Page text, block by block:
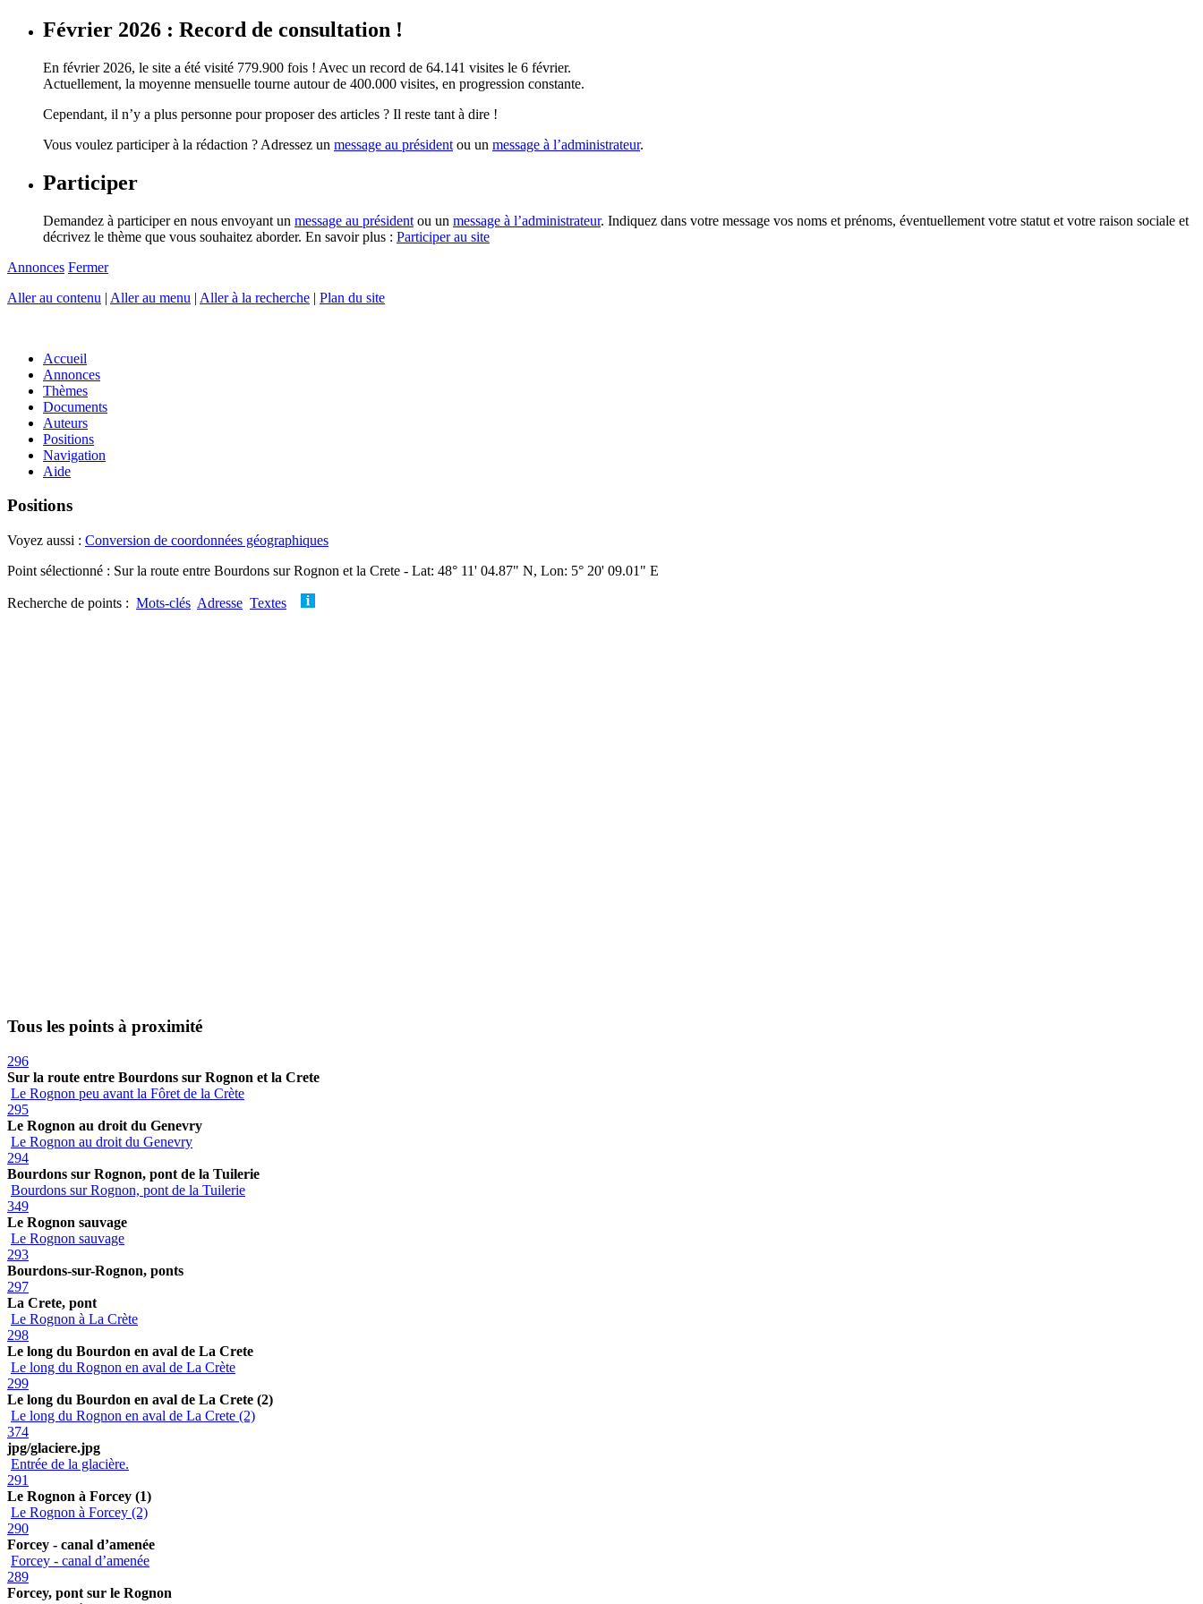
Février 2026 : Record de consultation !
En février 2026, le site a été visité 779.900 fois ! Avec un record de 64.141 visites le 6 février.
Actuellement, la moyenne mensuelle tourne autour de 400.000 visites, en progression constante.
Cependant, il n’y a plus personne pour proposer des articles ? Il reste tant à dire !
Vous voulez participer à la rédaction ? Adressez un message au président ou un message à l’administrateur.
Participer
Demandez à participer en nous envoyant un message au président ou un message à l’administrateur. Indiquez dans votre message vos noms et prénoms, éventuellement votre statut et votre raison sociale et
décrivez le thème que vous souhaitez aborder. En savoir plus : Participer au site
Annonces Fermer
Aller au contenu | Aller au menu | Aller à la recherche | Plan du site
Accueil
Annonces
Thèmes
Documents
Auteurs
Positions
Navigation
Aide
Positions
Voyez aussi : Conversion de coordonnées géographiques
Point sélectionné : Sur la route entre Bourdons sur Rognon et la Crete - Lat: 48° 11' 04.87" N, Lon: 5° 20' 09.01" E
Recherche de points : Mots-clés Adresse Textes
Tous les points à proximité
296
Sur la route entre Bourdons sur Rognon et la Crete
Le Rognon peu avant la Fôret de la Crète
295
Le Rognon au droit du Genevry
Le Rognon au droit du Genevry
294
Bourdons sur Rognon, pont de la Tuilerie
Bourdons sur Rognon, pont de la Tuilerie
349
Le Rognon sauvage
Le Rognon sauvage
293
Bourdons-sur-Rognon, ponts
297
La Crete, pont
Le Rognon à La Crète
298
Le long du Bourdon en aval de La Crete
Le long du Rognon en aval de La Crète
299
Le long du Bourdon en aval de La Crete (2)
Le long du Rognon en aval de La Crete (2)
374
jpg/glaciere.jpg
Entrée de la glacière.
291
Le Rognon à Forcey (1)
Le Rognon à Forcey (2)
290
Forcey - canal d’amenée
Forcey - canal d’amenée
289
Forcey, pont sur le Rognon